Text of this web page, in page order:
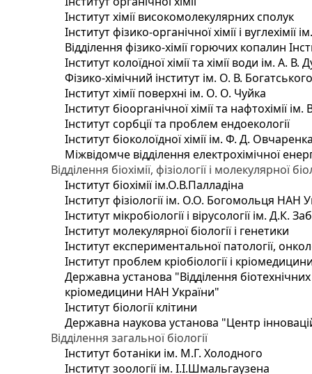
Інститут хімії високомолекулярних сполук
Інститут фізико-органічної хімії і
Відділення фізико-хімії горючих копалин
Інститут колоїдної хімії та хімії води ім. А.
Фізико-хімічний інститут ім. О. В.
Інститут хімії поверхні ім. О. О. Чуйка
Інститут біоорганічної хімії та нафтохімії
Інститут сорбції та проблем ендоекології
Інститут біоколоїдної хімії ім. Ф. Д.
Міжвідомче відділення електрохімічної
Відділення біохімії, фізіології і молекулярної
Інститут біохімії ім.О.В.Палладіна
Інститут фізіології ім. О.О. Богомольця НАН
Інститут мікробіології і вірусології ім. Д.К.
Інститут молекулярної біології і генетики
Інститут експериментальної патології,
Інститут проблем кріобіології і
Державна установа "Відділення
кріомедицини НАН України"
Інститут біології клітини
Державна наукова установа "Центр
Відділення загальної біології
Інститут ботаніки ім. М.Г. Холодного
Інститут зоології ім. І.І.Шмальгаузена